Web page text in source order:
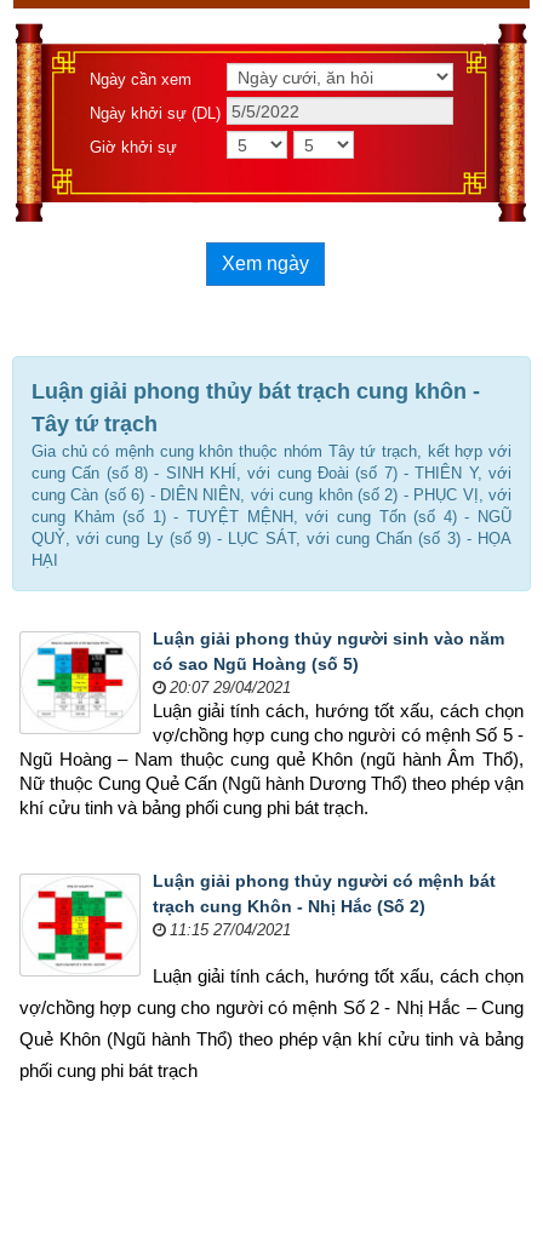
Ngày cần xem
Ngày khởi sự (DL)
Giờ khởi sự
Xem ngày
Luận giải phong thủy bát trạch cung khôn -
Tây tứ trạch
Gia chủ có mệnh cung khôn thuộc nhóm Tây tứ trạch, kết hợp với
cung Cấn (số 8) - SINH KHÍ, với cung Đoài (số 7) - THIÊN Y, với
cung Càn (số 6) - DIÊN NIÊN, với cung khôn (số 2) - PHỤC VỊ, với
cung Khảm (số 1) - TUYỆT MỆNH, với cung Tốn (số 4) - NGŨ
QUỶ, với cung Ly (số 9) - LỤC SÁT, với cung Chấn (số 3) - HỌA
HẠI
Luận giải phong thủy người sinh vào năm
có sao Ngũ Hoàng (số 5)
20:07 29/04/2021
Luận giải tính cách, hướng tốt xấu, cách chọn
vợ/chồng hợp cung cho người có mệnh Số 5 -
Ngũ Hoàng – Nam thuộc cung quẻ Khôn (ngũ hành Âm Thổ),
Nữ thuộc Cung Quẻ Cấn (Ngũ hành Dương Thổ) theo phép vận
khí cửu tinh và bảng phối cung phi bát trạch.
Luận giải phong thủy người có mệnh bát
trạch cung Khôn - Nhị Hắc (Số 2)
11:15 27/04/2021
Luận giải tính cách, hướng tốt xấu, cách chọn
vợ/chồng hợp cung cho người có mệnh Số 2 - Nhị Hắc – Cung
Quẻ Khôn (Ngũ hành Thổ) theo phép vận khí cửu tinh và bảng
phối cung phi bát trạch